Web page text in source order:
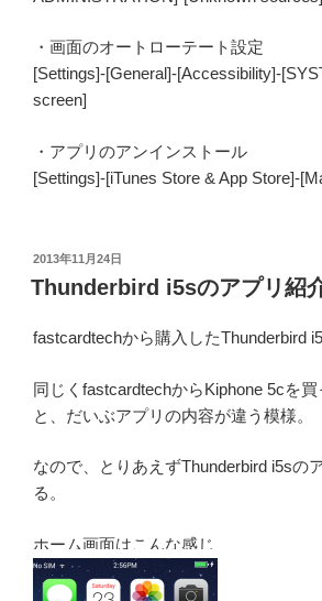
・画面のオートローテート設定
[Settings]-[General]-[Accessibility]-
screen]
・アプリのアンインストール
[Settings]-[iTunes Store & App Store]-
投
稿
日:
2013年11月24日
Thunderbird i5sのアプリ紹
fastcardtechから購入したThunderbird
同じくfastcardtechからKiphone 5cを買
と、だいぶアプリの内容が違う模様。
なので、とりあえずThunderbird i5sの
る。
ホーム画面はこんな感じ